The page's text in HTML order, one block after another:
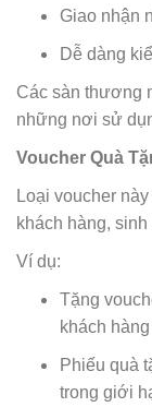
Giao nhận
Dễ dàng
Các sàn thương
những nơi sử
Voucher Quà
Loại voucher
khách hàng,
Ví dụ:
Tặng
khách hàng
Phiếu quà
trong giới